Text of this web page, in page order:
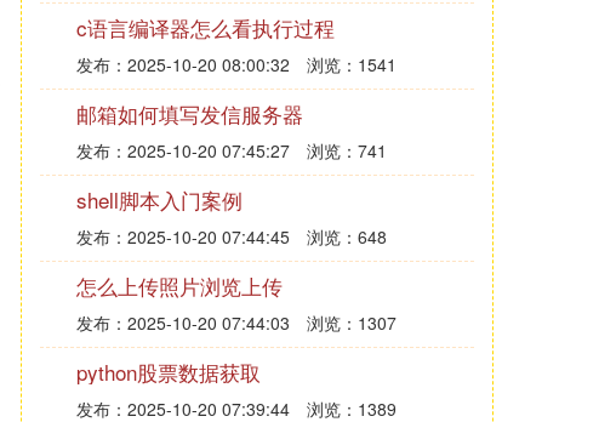
c语言编译器怎么看执行过程
发布：2025-10-20 08:00:32 浏览：1541
邮箱如何填写发信服务器
发布：2025-10-20 07:45:27 浏览：741
shell脚本入门案例
发布：2025-10-20 07:44:45 浏览：648
怎么上传照片浏览上传
发布：2025-10-20 07:44:03 浏览：1307
python股票数据获取
发布：2025-10-20 07:39:44 浏览：1389